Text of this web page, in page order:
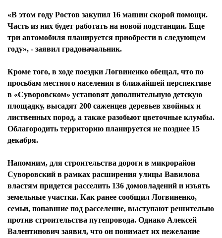
«В этом году Ростов закупил 16 машин скорой помощи.
Часть из них будет работать на новой подстанции. Еще
три автомобиля планируется приобрести в следующем
году», - заявил градоначальник.
Кроме того, в ходе поездки Логвиненко обещал, что по
просьбам местного населения в ближайшей перспективе
в «Суворовском» установят дополнительную детскую
площадку, высадят 200 саженцев деревьев хвойных и
лиственных пород, а также разобьют цветочные клумбы.
Облагородить территорию планируется не позднее 15
декабря.
Напомним, для строительства дороги в микрорайон
Суворовский в рамках расширения улицы Вавилова
властям придется расселить 136 домовладений и изъять
земельные участки. Как ранее сообщил Логвиненко,
семьи, попавшие под расселение, выступают решительно
против строительства путепровода. Однако Алексей
Валентинович заявил, что он понимает их нежелание